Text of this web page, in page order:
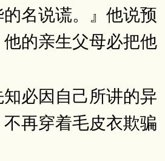
名说谎。』他说预
的亲生父母必把他
必因自己所讲的异
再穿着毛皮衣欺骗